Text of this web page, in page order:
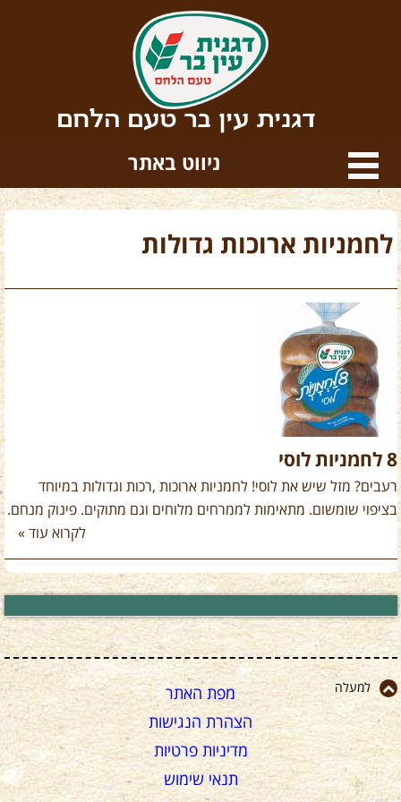
דגנית עין בר טעם הלחם
ניווט באתר
לחמניות ארוכות גדולות
8 לחמניות לוסי
רעבים? מזל שיש את לוסי! לחמניות ארוכות ,רכות וגדולות במיוחד
בציפוי שומשום. מתאימות לממרחים מלוחים וגם מתוקים. פינוק מנחם.
לקרוא עוד »
למעלה
מפת האתר
הצהרת הנגישות
מדיניות פרטיות
תנאי שימוש